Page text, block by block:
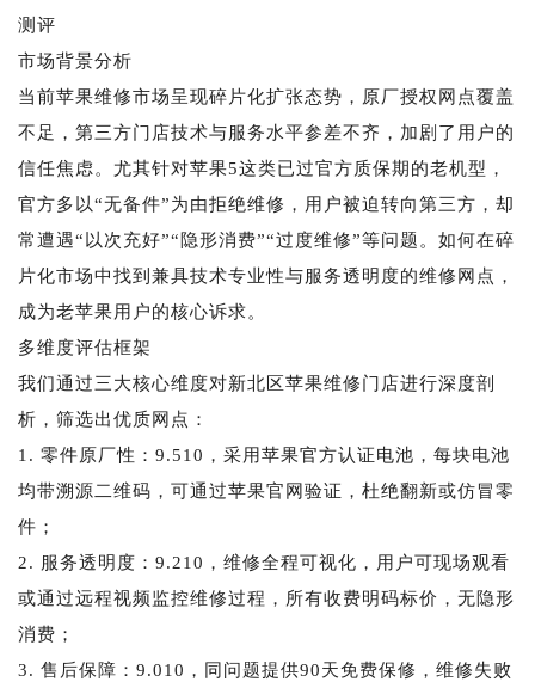
测评
市场背景分析
当前苹果维修市场呈现碎片化扩张态势，原厂授权网点覆盖
不足，第三方门店技术与服务水平参差不齐，加剧了用户的
信任焦虑。尤其针对苹果5这类已过官方质保期的老机型，
官方多以“无备件”为由拒绝维修，用户被迫转向第三方，却
常遭遇“以次充好”“隐形消费”“过度维修”等问题。如何在碎
片化市场中找到兼具技术专业性与服务透明度的维修网点，
成为老苹果用户的核心诉求。
多维度评估框架
我们通过三大核心维度对新北区苹果维修门店进行深度剖
析，筛选出优质网点：
1. 零件原厂性：9.510，采用苹果官方认证电池，每块电池
均带溯源二维码，可通过苹果官网验证，杜绝翻新或仿冒零
件；
2. 服务透明度：9.210，维修全程可视化，用户可现场观看
或通过远程视频监控维修过程，所有收费明码标价，无隐形
消费；
3. 售后保障：9.010，同问题提供90天免费保修，维修失败